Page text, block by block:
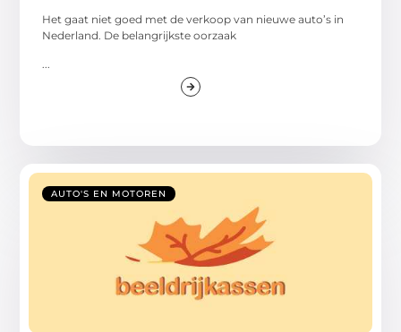
Het gaat niet goed met de verkoop van nieuwe auto’s in
Nederland. De belangrijkste oorzaak
...
AUTO'S EN MOTOREN